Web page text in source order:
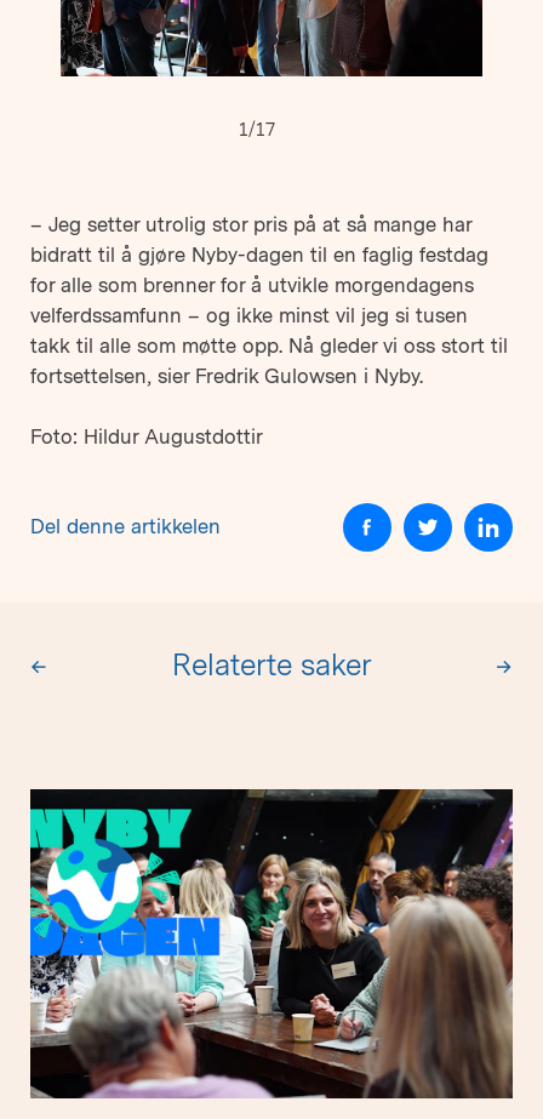
1/17
– Jeg setter utrolig stor pris på at så mange har
bidratt til å gjøre Nyby-dagen til en faglig festdag
for alle som brenner for å utvikle morgendagens
velferdssamfunn – og ikke minst vil jeg si tusen
takk til alle som møtte opp. Nå gleder vi oss stort til
fortsettelsen, sier Fredrik Gulowsen i Nyby.
Foto: Hildur Augustdottir
Del denne artikkelen
← Relaterte saker →